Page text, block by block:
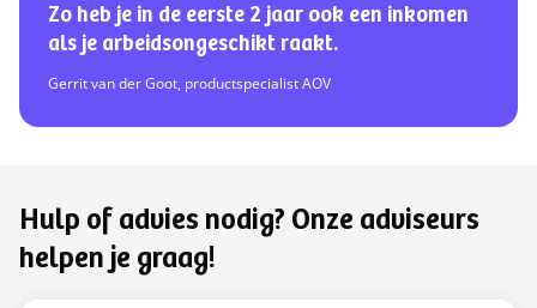
Zo heb je in de eerste 2 jaar ook een inkomen
als je arbeidsongeschikt raakt.
Gerrit van der Goot, productspecialist AOV
Hulp of advies nodig? Onze adviseurs
helpen je graag!